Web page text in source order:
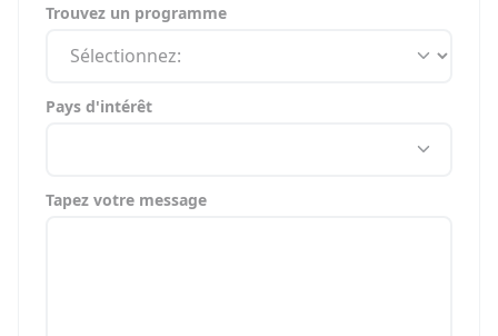
Trouvez un programme
Pays d'intérêt
Tapez votre message